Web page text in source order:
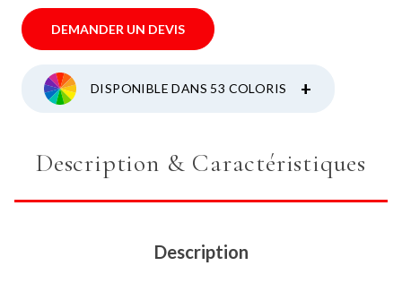
DEMANDER UN DEVIS
DISPONIBLE DANS 53 COLORIS +
Description & Caractéristiques
Description